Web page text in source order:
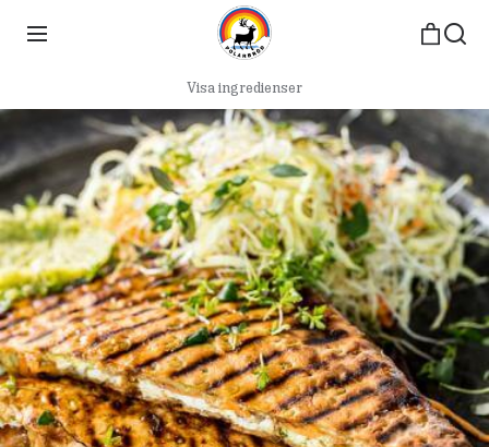
Visa ingredienser